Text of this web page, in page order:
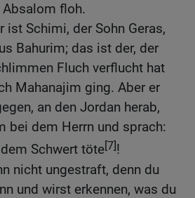
floh.
ist Schimi, der Sohn Geras,
Bahurim; das ist der, der
Fluch verflucht hat
Mahanajim ging. Aber er
an den Jordan herab,
bei dem Herrn und sprach:
Schwert töte[7]!
nicht ungestraft, denn du
und wirst erkennen, was du